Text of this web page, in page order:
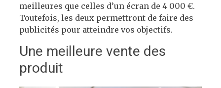
meilleures que celles d’un écran de 4 000 €.
Toutefois, les deux permettront de faire des
publicités pour atteindre vos objectifs.
Une meilleure vente des
produit